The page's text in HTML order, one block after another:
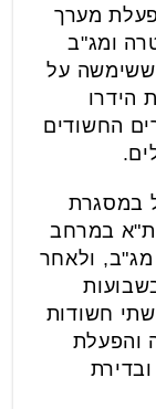
מערך
ומג"ב
על
הידרו
החשודים
במסגרת
ת"א במרחב
מג"ב, ולאחר
חשודות
והפעלת